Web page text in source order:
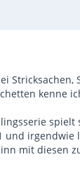
Stricksachen,
kenne
spielt
und irgendwie
mit diesen